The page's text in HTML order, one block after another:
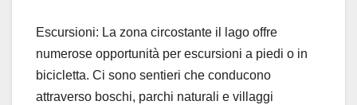
Escursioni: La zona circostante il lago offre
numerose opportunità per escursioni a piedi o in
bicicletta. Ci sono sentieri che conducono
attraverso boschi, parchi naturali e villaggi